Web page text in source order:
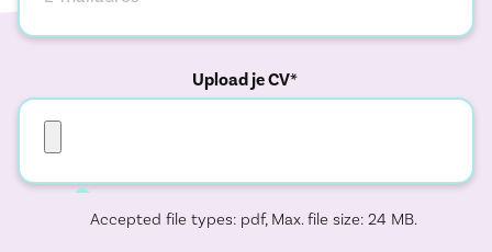
Upload je CV*
Accepted file types: pdf, Max. file size: 24 MB.